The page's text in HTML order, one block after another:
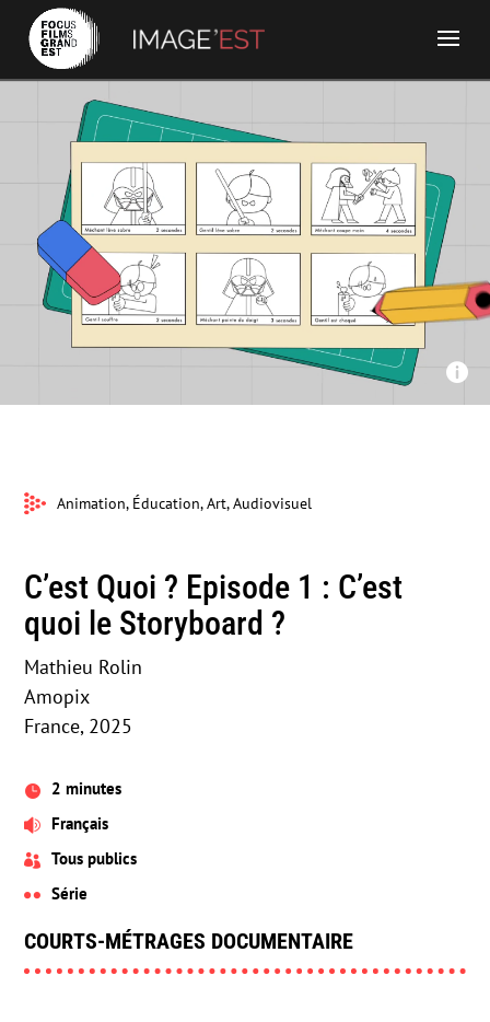
Amopix - C’est Quoi ? Episode 1 : C’est quoi le Storyboard ?

Animation, Éducation, Art, Audiovisuel
C’est Quoi ? Episode 1 : C’est
quoi le Storyboard ?
Mathieu Rolin
Amopix
France, 2025
 2 minutes
 Français
 Tous publics
 Série
COURTS-MÉTRAGES DOCUMENTAIRE